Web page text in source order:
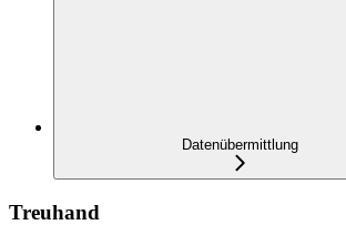
Datenübermittlung
Treuhand